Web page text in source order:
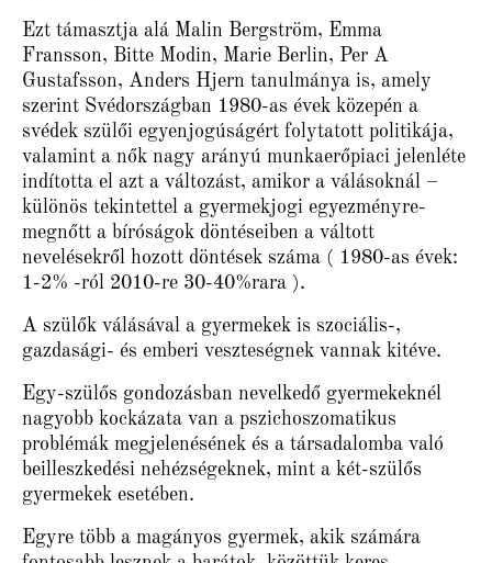
Ezt támasztja alá ​Malin Bergström, Emma
Fransson, Bitte Modin, Marie Berlin, Per A
Gustafsson, Anders Hjern tanulmánya is, amely
szerint Svédországban 1980-as évek közepén a
svédek szülői egyenjogúságért f​olytatott politikája,
valamint a nők nagy arányú munkaerőpiaci jelenléte
indította el azt a változást, amikor a válásoknál –
különös tekintettel a gyermekjogi egyezményre-
megnőtt a bíróságok döntéseiben a váltott
nevelésekről hozott döntések száma ( 1980-as évek:
1-2% -ról 2010-re 30-40%rara ).
A szülők válásával a gyermekek is szociális-,
gazdasági- és emberi veszteségnek vannak kitéve.
Egy-szülős gondozásban nevelkedő gyermekeknél
nagyobb kockázata van a pszichoszomatikus
problémák megjelenésének és a társadalomba való
beilleszkedési nehézségeknek, mint a két-szülős
gyermekek esetében.
Egyre több a magányos gyermek, akik számára